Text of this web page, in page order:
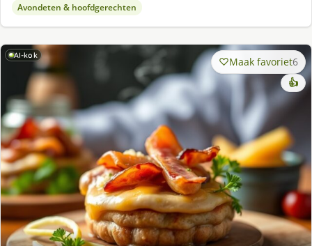
Avondeten & hoofdgerechten
AI-kok Maak favoriet6
👍